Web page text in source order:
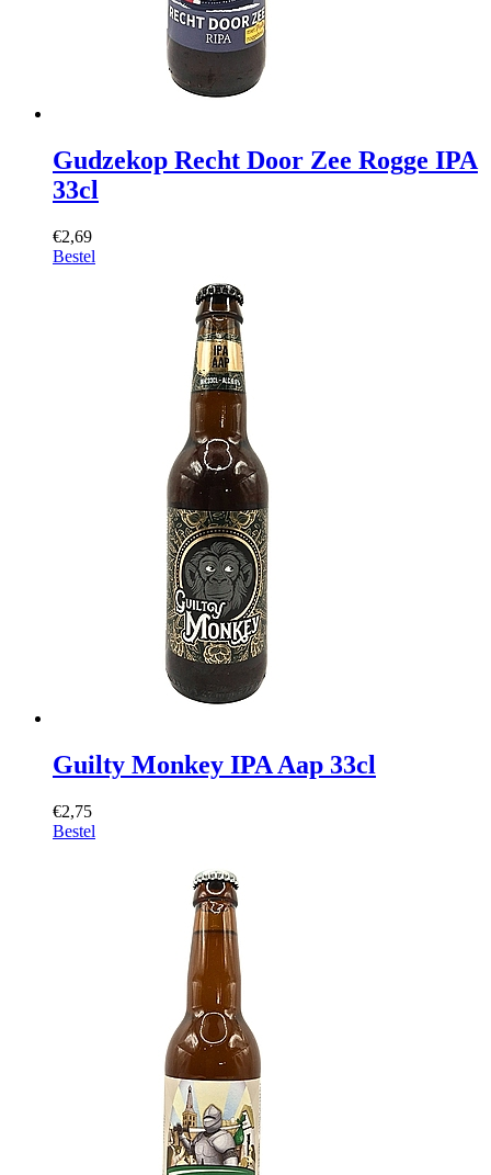
Gudzekop Recht Door Zee Rogge IPA
33cl
€2,69
Bestel
Guilty Monkey IPA Aap 33cl
€2,75
Bestel